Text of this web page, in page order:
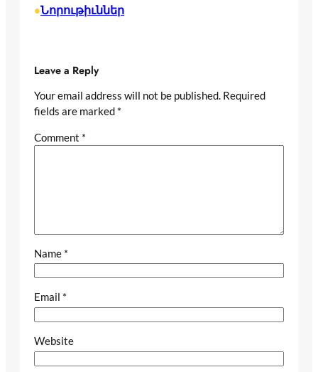
•Նորութիւններ
Leave a Reply
Your email address will not be published. Required
fields are marked *
Comment *
Name *
Email *
Website